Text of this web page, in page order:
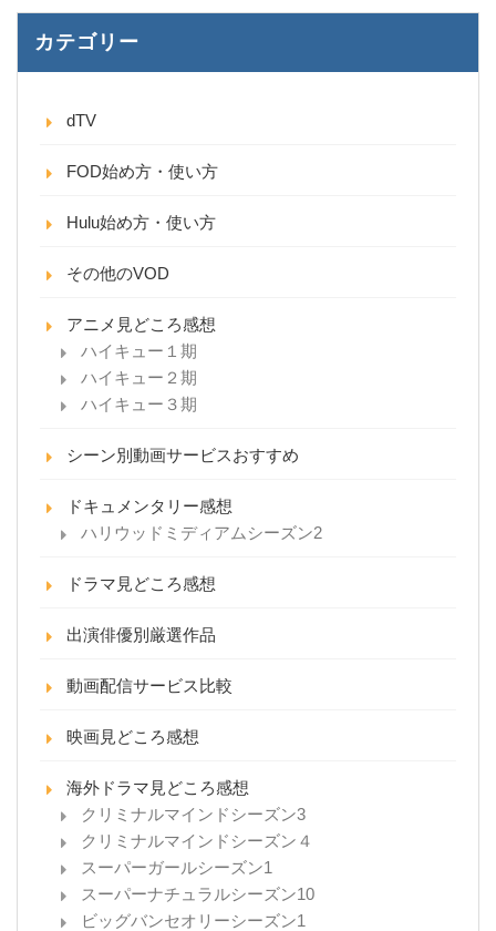
カテゴリー
dTV
FOD始め方・使い方
Hulu始め方・使い方
その他のVOD
アニメ見どころ感想
ハイキュー１期
ハイキュー２期
ハイキュー３期
シーン別動画サービスおすすめ
ドキュメンタリー感想
ハリウッドミディアムシーズン2
ドラマ見どころ感想
出演俳優別厳選作品
動画配信サービス比較
映画見どころ感想
海外ドラマ見どころ感想
クリミナルマインドシーズン3
クリミナルマインドシーズン４
スーパーガールシーズン1
スーパーナチュラルシーズン10
ビッグバンセオリーシーズン1